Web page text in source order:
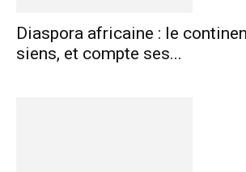
Diaspora africaine : le
siens, et compte ses...